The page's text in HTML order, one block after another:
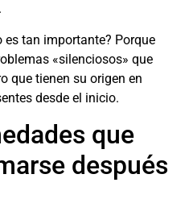
es tan importante? Porque
«silenciosos» que
que tienen su origen en
desde el inicio.
que
después